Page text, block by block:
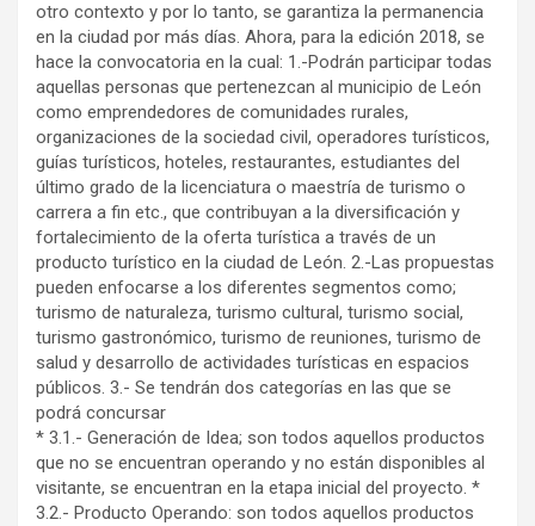
otro contexto y por lo tanto, se garantiza la permanencia
en la ciudad por más días. Ahora, para la edición 2018, se
hace la convocatoria en la cual: 1.-Podrán participar todas
aquellas personas que pertenezcan al municipio de León
como emprendedores de comunidades rurales,
organizaciones de la sociedad civil, operadores turísticos,
guías turísticos, hoteles, restaurantes, estudiantes del
último grado de la licenciatura o maestría de turismo o
carrera a fin etc., que contribuyan a la diversificación y
fortalecimiento de la oferta turística a través de un
producto turístico en la ciudad de León. 2.-Las propuestas
pueden enfocarse a los diferentes segmentos como;
turismo de naturaleza, turismo cultural, turismo social,
turismo gastronómico, turismo de reuniones, turismo de
salud y desarrollo de actividades turísticas en espacios
públicos. 3.- Se tendrán dos categorías en las que se
podrá concursar
* 3.1.- Generación de Idea; son todos aquellos productos
que no se encuentran operando y no están disponibles al
visitante, se encuentran en la etapa inicial del proyecto. *
3.2.- Producto Operando: son todos aquellos productos